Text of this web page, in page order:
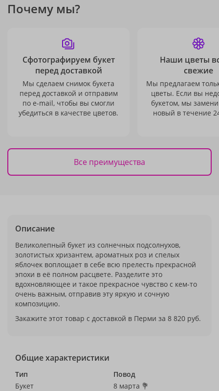
Почему мы?
Сфотографируем букет
перед доставкой
Мы сделаем снимок букета
перед доставкой и отправим
по e-mail, чтобы вы смогли
убедиться в качестве цветов.
Наши цветы
свежие
Мы предлагаем
цветы. Если вы
букетом, мы
новый в течение
Все преимущества
Описание
Великолепный букет из солнечных подсолнухов,
золотистых хризантем, ароматных роз и спелых
яблочек воплощает в себе всю прелесть прекрасной
эпохи в её полном расцвете. Разделите это
вдохновляющее и такое прекрасное чувство с кем-то
очень важным, отправив эту яркую и сочную
композицию.
Закажите этот товар с доставкой в Перми за 8 820 руб.
Общие характеристики
Тип
Букет
Повод
8 марта 💐